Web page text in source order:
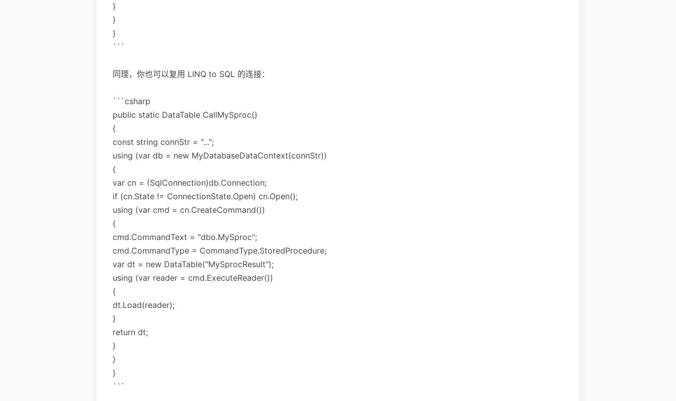
}
}
}
```
同理，你也可以复用 LINQ to SQL 的连接：
```csharp
public static DataTable CallMySproc()
{
const string connStr = "...";
using (var db = new MyDatabaseDataContext(connStr))
{
var cn = (SqlConnection)db.Connection;
if (cn.State != ConnectionState.Open) cn.Open();
using (var cmd = cn.CreateCommand())
{
cmd.CommandText = "dbo.MySproc";
cmd.CommandType = CommandType.StoredProcedure;
var dt = new DataTable("MySprocResult");
using (var reader = cmd.ExecuteReader())
{
dt.Load(reader);
}
return dt;
}
}
}
```